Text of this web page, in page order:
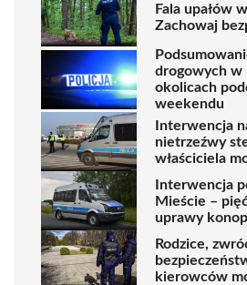
Fala upałów
Zachowaj
drogowych w
okolicach
weekendu
Interwencja
nietrzeźwy
właściciela
Interwencja
Mieście –
uprawy
Rodzice,
kierowców